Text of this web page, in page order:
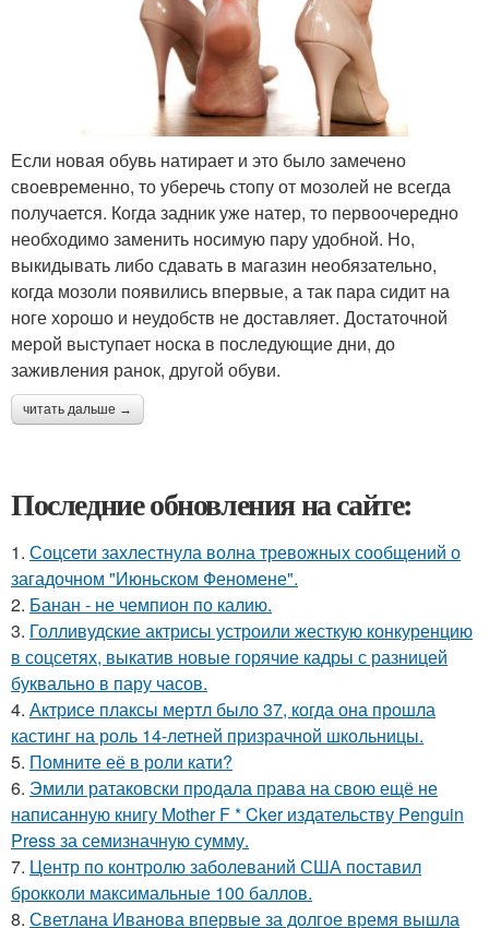
Если новая обувь натирает и это было замечено
своевременно, то уберечь стопу от мозолей не всегда
получается. Когда задник уже натер, то первоочередно
необходимо заменить носимую пару удобной. Но,
выкидывать либо сдавать в магазин необязательно,
когда мозоли появились впервые, а так пара сидит на
ноге хорошо и неудобств не доставляет. Достаточной
мерой выступает носка в последующие дни, до
заживления ранок, другой обуви.
читать дальше →
Последние обновления на сайте:
1. Соцсети захлестнула волна тревожных сообщений о
загадочном "Июньском Феномене".
2. Банан - не чемпион по калию.
3. Голливудские актрисы устроили жесткую конкуренцию
в соцсетях, выкатив новые горячие кадры с разницей
буквально в пару часов.
4. Актрисе плаксы мертл было 37, когда она прошла
кастинг на роль 14-летней призрачной школьницы.
5. Помните её в роли кати?
6. Эмили ратаковски продала права на свою ещё не
написанную книгу Mother F * Cker издательству Penguin
Press за семизначную сумму.
7. Центр по контролю заболеваний США поставил
брокколи максимальные 100 баллов.
8. Светлана Иванова впервые за долгое время вышла